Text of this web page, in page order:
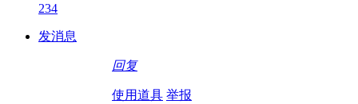
234
发消息
回复
使用道具 举报